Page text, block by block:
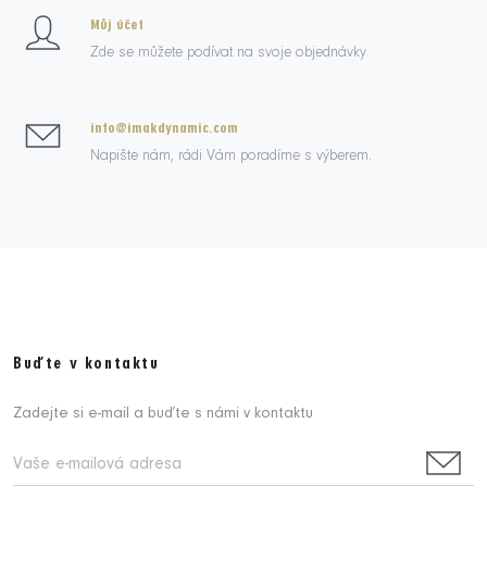
Můj účet
Zde se můžete podívat na svoje objednávky.
info@imakdynamic.com
Napište nám, rádi Vám poradíme s výberem.
Buďte v kontaktu
Zadejte si e-mail a buďte s námi v kontaktu